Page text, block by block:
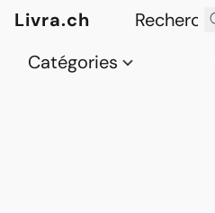
Livra.ch
Catégories